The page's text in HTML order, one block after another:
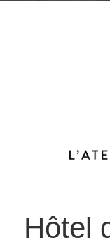
Votre nom
Votre e-mail
Hôtel